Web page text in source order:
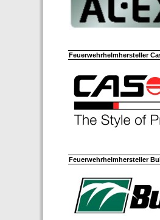
Feuerwehrhelmhersteller
Feuerwehrhelmhersteller